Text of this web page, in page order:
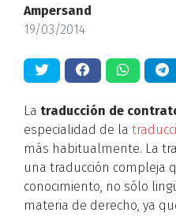
Ampersand
19/03/2014
La traducción de
especialidad de la
más habitualmente. La
una traducción compleja
conocimiento, no sólo
materia de derecho, ya